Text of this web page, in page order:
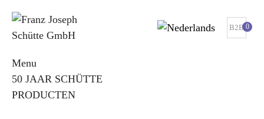
B2B 0
Menu
50 JAAR SCHÜTTE
PRODUCTEN